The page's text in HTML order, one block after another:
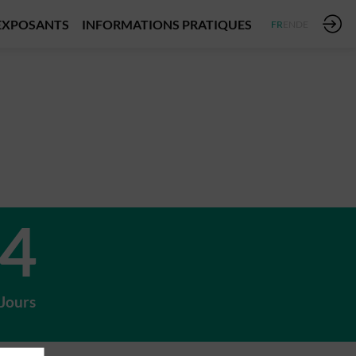
INFORMATIONS PRATIQUES FR
Jours